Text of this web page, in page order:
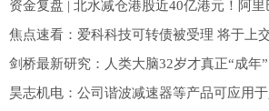
焦点速看：爱科科技可转债被受理 将于上
昊志机电：公司谐波减速器等产品可应用